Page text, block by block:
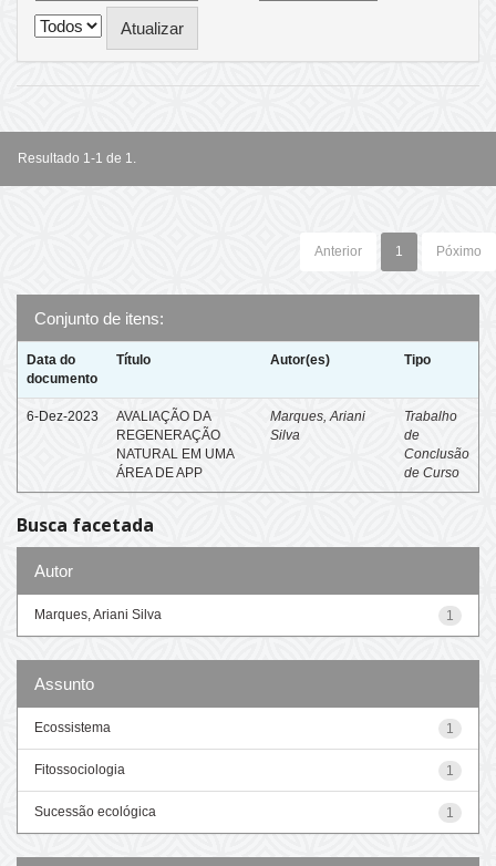
Resultado 1-1 de 1.
Anterior 1 Póximo
Conjunto de itens:
Data do
documento
Título Autor(es) Tipo
6-Dez-2023
AVALIAÇÃO DA
REGENERAÇÃO
NATURAL EM UMA
ÁREA DE APP
Marques, Ariani
Silva
Trabalho
de
Conclusão
de Curso
Busca facetada
Autor
1
Marques, Ariani Silva
Assunto
1
Ecossistema
1
Fitossociologia
1
Sucessão ecológica